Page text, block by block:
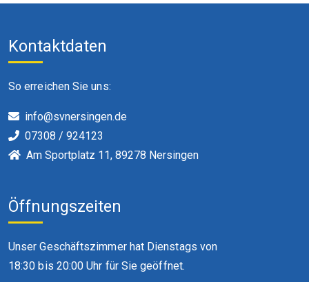
Kontaktdaten
So erreichen Sie uns:
info@svnersingen.de
07308 / 924123
Am Sportplatz 11, 89278 Nersingen
Öffnungszeiten
Unser Geschäftszimmer hat Dienstags von
18:30 bis 20:00 Uhr für Sie geöffnet.